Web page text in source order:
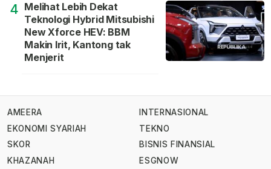
4 Melihat Lebih Dekat
Teknologi Hybrid Mitsubishi
New Xforce HEV: BBM
Makin Irit, Kantong tak
Menjerit
AMEERA
EKONOMI SYARIAH
SKOR
KHAZANAH
INTERNASIONAL
TEKNO
BISNIS FINANSIAL
ESGNOW